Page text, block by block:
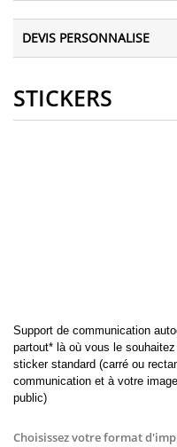
DEVIS PERSONNALISE
STICKERS
Support de communication
partout* là où vous le
sticker standard (carré ou
communication et à votre
public)
Choisissez votre format